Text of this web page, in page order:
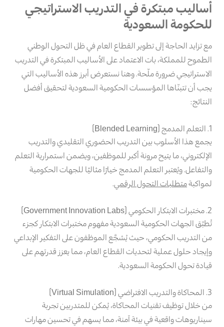
أساليب مبتكرة في التدريب الاستراتيجي
للحكومة السعودية
مع تزايد الحاجة إلى تطوير القطاع العام في ظل التحول الوطني
الطموح للمملكة، بات الاعتماد على الأساليب المبتكرة في التدريب
الاستراتيجي ضرورة ملّحة. وهنا نستعرض أبرز هذه الأساليب التي
يجب أن تتبنّاها المؤسسات الحكومية السعودية لتحقيق أفضل
النتائج:
1. التعلم المدمج (Blended Learning)
يجمع هذا الأسلوب بين التدريب الحضوري التقليدي والتدريب
الإلكتروني، ما يتيح مرونة أكبر للموظفين، ويضمن استمرارية التعلم
والتفاعل. ويُعتبر التعلم المدمج خيارًا مثاليًا للجهات الحكومية
لمواكبةمتطلبات التحول الرقمي.
2. مختبرات الابتكار الحكومي (Government Innovation Labs)
تُطبّق الجهات الحكومية السعودية مفهوم مختبرات الابتكار كجزء
من التدريب الحكومي، حيث يُشجَّع الموظفون على التفكير الإبداعي
وإيجاد حلول عملية لتحديات القطاع العام، مما يعزز قدرتهم على
قيادة تحول الحكومة السعودية.
3. المحاكاة والتدريب الافتراضي (Virtual Simulation)
من خلال توظيف تقنيات المحاكاة، يُمكن للمتدربين تجربة
سيناريوهات واقعية في بيئة آمنة، مما يسهم في تحسين مهارات